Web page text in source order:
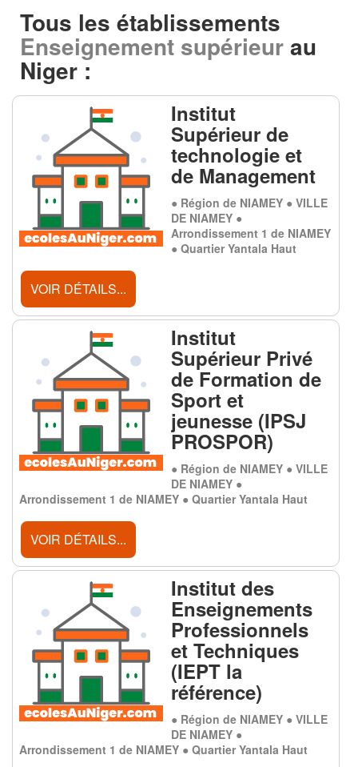
Tous les établissements
Enseignement supérieurau
Niger :
Institut
Supérieur de
technologie et
de Management
● Région de NIAMEY ● VILLE
DE NIAMEY ●
Arrondissement 1 de NIAMEY
● Quartier Yantala Haut
VOIR DÉTAILS...
Institut
Supérieur Privé
de Formation de
Sport et
jeunesse (IPSJ
PROSPOR)
● Région de NIAMEY ● VILLE
DE NIAMEY ●
Arrondissement 1 de NIAMEY ● Quartier Yantala Haut
VOIR DÉTAILS...
Institut des
Enseignements
Professionnels
et Techniques
(IEPT la
référence)
● Région de NIAMEY ● VILLE
DE NIAMEY ●
Arrondissement 1 de NIAMEY ● Quartier Yantala Haut